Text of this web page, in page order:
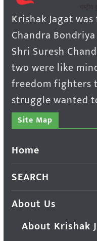
Krishak Jagat
Chandra
Shri Suresh
two were like
freedom fighters
struggle wanted
Site Map
Home
SEARCH
About Us
About Krishak